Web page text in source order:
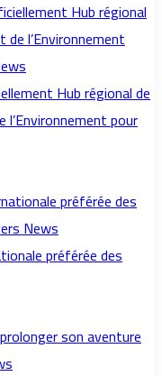
Hub régional de
l’Environnement pour
préférée des